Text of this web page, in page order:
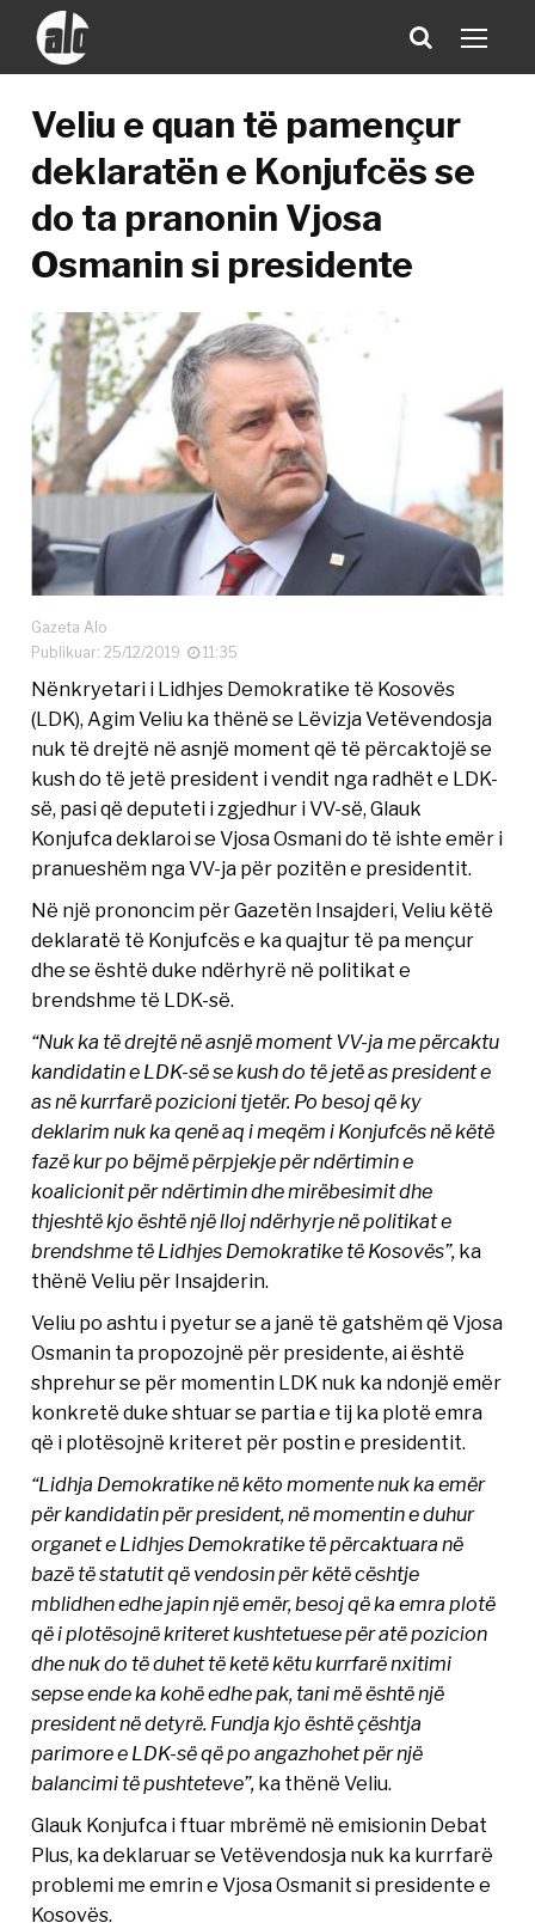
Veliu e quan të pamençur
deklaratën e Konjufcës se
do ta pranonin Vjosa
Osmanin si presidente
Gazeta Alo
Publikuar: 25/12/2019
11:35
Nënkryetari i Lidhjes Demokratike të Kosovës
(LDK), Agim Veliu ka thënë se Lëvizja Vetëvendosja
nuk të drejtë në asnjë moment që të përcaktojë se
kush do të jetë president i vendit nga radhët e LDK-
së, pasi që deputeti i zgjedhur i VV-së, Glauk
Konjufca deklaroi se Vjosa Osmani do të ishte emër i
pranueshëm nga VV-ja për pozitën e presidentit.
Në një prononcim për Gazetën Insajderi, Veliu këtë
deklaratë të Konjufcës e ka quajtur të pa mençur
dhe se është duke ndërhyrë në politikat e
brendshme të LDK-së.
“Nuk ka të drejtë në asnjë moment VV-ja me përcaktu
kandidatin e LDK-së se kush do të jetë as president e
as në kurrfarë pozicioni tjetër. Po besoj që ky
deklarim nuk ka qenë aq i meqëm i Konjufcës në këtë
fazë kur po bëjmë përpjekje për ndërtimin e
koalicionit për ndërtimin dhe mirëbesimit dhe
thjeshtë kjo është një lloj ndërhyrje në politikat e
brendshme të Lidhjes Demokratike të Kosovës”, ka
thënë Veliu për Insajderin.
Veliu po ashtu i pyetur se a janë të gatshëm që Vjosa
Osmanin ta propozojnë për presidente, ai është
shprehur se për momentin LDK nuk ka ndonjë emër
konkretë duke shtuar se partia e tij ka plotë emra
që i plotësojnë kriteret për postin e presidentit.
“Lidhja Demokratike në këto momente nuk ka emër
për kandidatin për president, në momentin e duhur
organet e Lidhjes Demokratike të përcaktuara në
bazë të statutit që vendosin për këtë cështje
mblidhen edhe japin një emër, besoj që ka emra plotë
që i plotësojnë kriteret kushtetuese për atë pozicion
dhe nuk do të duhet të ketë këtu kurrfarë nxitimi
sepse ende ka kohë edhe pak, tani më është një
president në detyrë. Fundja kjo është çështja
parimore e LDK-së që po angazhohet për një
balancimi të pushteteve”, ka thënë Veliu.
Glauk Konjufca i ftuar mbrëmë në emisionin Debat
Plus, ka deklaruar se Vetëvendosja nuk ka kurrfarë
problemi me emrin e Vjosa Osmanit si presidente e
Kosovës.